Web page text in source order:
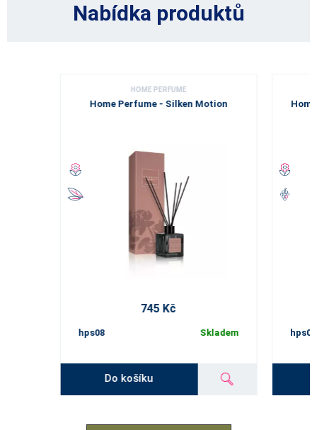
Nabídka produktů
HOME PERFUME
Home Perfume - Silken Motion
745 Kč
hps08 Skladem
Do košíku
hps09